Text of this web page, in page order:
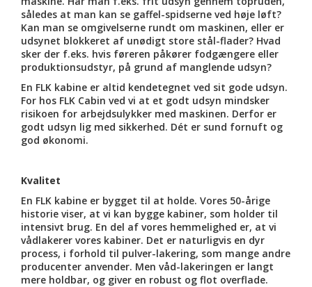
således at man kan se gaffel-spidserne ved høje løft?
Kan man se omgivelserne rundt om maskinen, eller er
udsynet blokkeret af unødigt store stål-flader? Hvad
sker der f.eks. hvis føreren påkører fodgængere eller
produktionsudstyr, på grund af manglende udsyn?
En FLK kabine er altid kendetegnet ved sit gode udsyn.
For hos FLK Cabin ved vi at et godt udsyn mindsker
risikoen for arbejdsulykker med maskinen. Derfor er
godt udsyn lig med sikkerhed. Dét er sund fornuft og
god økonomi.
Kvalitet
En FLK kabine er bygget til at holde. Vores 50-årige
historie viser, at vi kan bygge kabiner, som holder til
intensivt brug. En del af vores hemmelighed er, at vi
vådlakerer vores kabiner. Det er naturligvis en dyr
process, i forhold til pulver-lakering, som mange andre
producenter anvender. Men våd-lakeringen er langt
mere holdbar, og giver en robust og flot overflade.